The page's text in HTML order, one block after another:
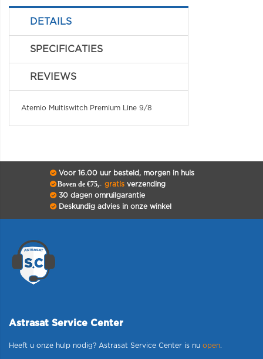
DETAILS
SPECIFICATIES
REVIEWS
Atemio Multiswitch Premium Line 9/8
Voor 16.00 uur besteld, morgen in huis
Boven de €75,- gratisverzending
30 dagen omruilgarantie
Deskundig advies in onze winkel
Astrasat Service Center
Heeft u onze hulp nodig? Astrasat Service Center is nu open.